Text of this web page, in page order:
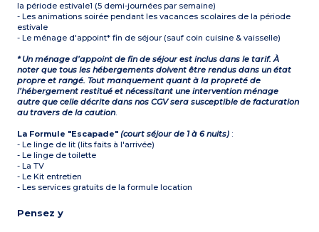
la période estivale1 (5 demi-journées par semaine)
- Les animations soirée pendant les vacances scolaires de la période
estivale
- Le ménage d'appoint* fin de séjour (sauf coin cuisine & vaisselle)
* Un ménage d’appoint de fin de séjour est inclus dans le tarif. À
noter que tous les hébergements doivent être rendus dans un état
propre et rangé. Tout manquement quant à la propreté de
l’hébergement restitué et nécessitant une intervention ménage
autre que celle décrite dans nos CGV sera susceptible de facturation
au travers de la caution.
La Formule "Escapade"(court séjour de 1 à 6 nuits) :
- Le linge de lit (lits faits à l'arrivée)
- Le linge de toilette
- La TV
- Le Kit entretien
- Les services gratuits de la formule location
Pensez y